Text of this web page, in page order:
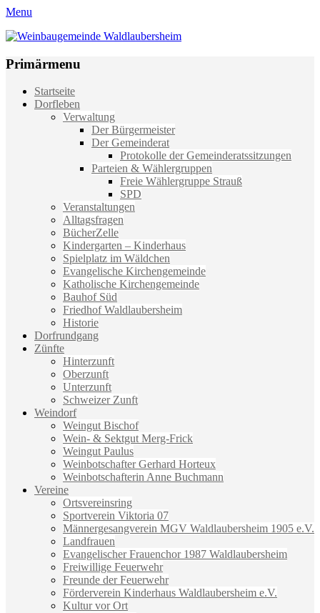
Menu
Weinbaugemeinde Waldlaubersheim
Primärmenu
Weiter
zum
Startseite
Dorfleben
Verwaltung
Der Bürgermeister
Der Gemeinderat
Protokolle der Gemeinderatssitzungen
Parteien & Wählergruppen
Freie Wählergruppe Strauß
SPD
Veranstaltungen
Alltagsfragen
BücherZelle
Kindergarten – Kinderhaus
Spielplatz im Wäldchen
Evangelische Kirchengemeinde
Katholische Kirchengemeinde
Bauhof Süd
Friedhof Waldlaubersheim
Historie
Dorfrundgang
Zünfte
Hinterzunft
Oberzunft
Unterzunft
Schweizer Zunft
Weindorf
Weingut Bischof
Wein- & Sektgut Merg-Frick
Weingut Paulus
Weinbotschafter Gerhard Horteux
Weinbotschafterin Anne Buchmann
Vereine
Ortsvereinsring
Sportverein Viktoria 07
Männergesangverein MGV Waldlaubersheim 1905 e.V.
Landfrauen
Evangelischer Frauenchor 1987 Waldlaubersheim
Freiwillige Feuerwehr
Freunde der Feuerwehr
Förderverein Kinderhaus Waldlaubersheim e.V.
Kultur vor Ort